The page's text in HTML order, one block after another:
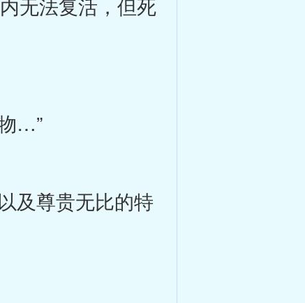
无法复活，但死
…”
及尊贵无比的特